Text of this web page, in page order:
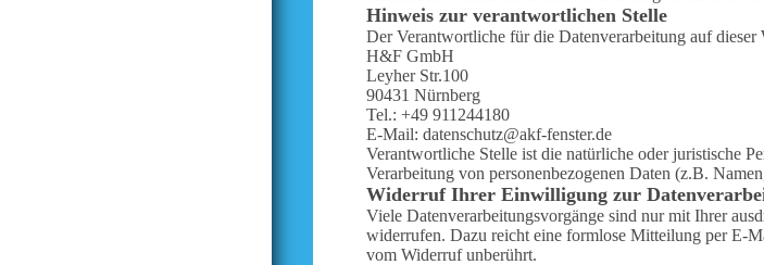
Hinweis zur verantwortlichen Stelle
Der Verantwortliche für die Datenverarbeitung auf dieser
H&F GmbH
Leyher Str.100
90431 Nürnberg
Tel.: +49 911244180
E-Mail: datenschutz@akf-fenster.de
Verantwortliche Stelle ist die natürliche oder juristische
Verarbeitung von personenbezogenen Daten (z.B.
Widerruf Ihrer Einwilligung zur
Viele Datenverarbeitungsvorgänge sind nur mit Ihrer
widerrufen. Dazu reicht eine formlose Mitteilung per E-
vom Widerruf unberührt.